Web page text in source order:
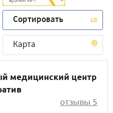
Сортировать
Карта
медицинский центр
отзывы 5